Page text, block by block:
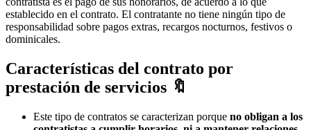
establecido en el contrato. El contratante no tiene ningún tipo de
responsabilidad sobre pagos extras, recargos nocturnos, festivos o
dominicales.
Características del contrato por
prestación de servicios 🔖
Este tipo de contratos se caracterizan porque no obligan a los